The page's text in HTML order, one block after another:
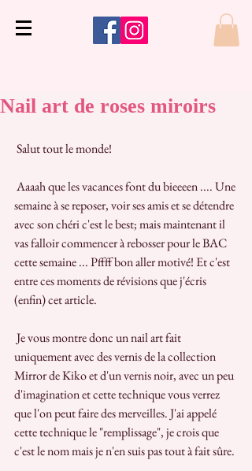
Nail art de roses miroirs
Salut tout le monde!
semaine à se reposer, voir ses amis et se détendre
avec son chéri c'est le best; mais maintenant il
vas falloir commencer à rebosser pour le BAC
cette semaine ... Pffff bon aller motivé! Et c'est
entre ces moments de révisions que j'écris
(enfin) cet article.
uniquement avec des vernis de la collection
Mirror de Kiko et d'un vernis noir, avec un peu
d'imagination et cette technique vous verrez
que l'on peut faire des merveilles. J'ai appelé
cette technique le "remplissage", je crois que
c'est le nom mais je n'en suis pas tout à fait sûre.